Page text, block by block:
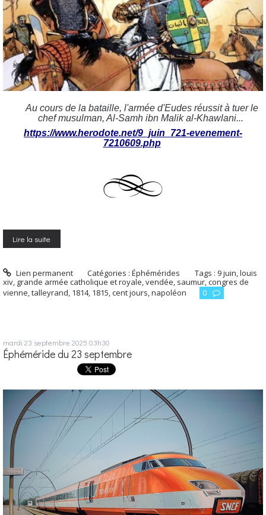
Au cours de la bataille, l'armée d'Eudes réussit à tuer le
chef musulman, Al-Samh ibn Malik al-Khawlani...
https://www.herodote.net/9_juin_721-evenement-
7210609.php
Lire la suite
Lien permanent Catégories :Éphémérides Tags : 9 juin,louis
xiv, grande armée catholique et royale,vendée, saumur,congres de
vienne,talleyrand, 1814, 1815,cent jours,napoléon 0
mardi 23 septembre 2025 03h30
Éphéméride du 23 septembre